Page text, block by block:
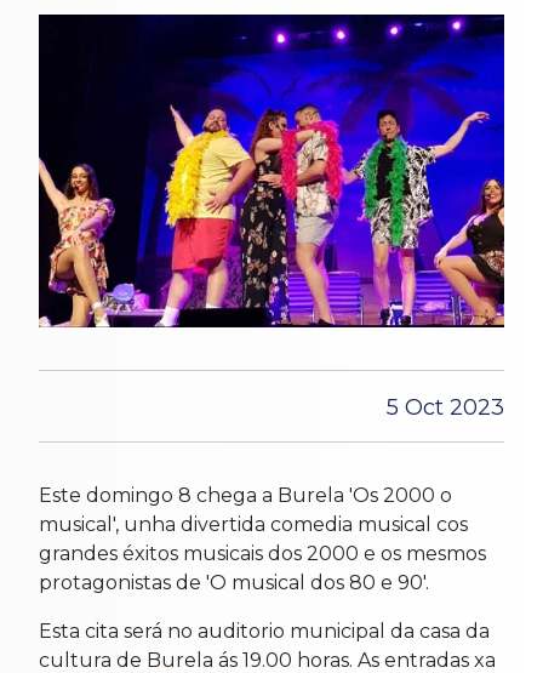
5 Oct 2023
Este domingo 8 chega a Burela 'Os 2000 o
musical', unha divertida comedia musical cos
grandes éxitos musicais dos 2000 e os mesmos
protagonistas de 'O musical dos 80 e 90'.
Esta cita será no auditorio municipal da casa da
cultura de Burela ás 19.00 horas. As entradas xa